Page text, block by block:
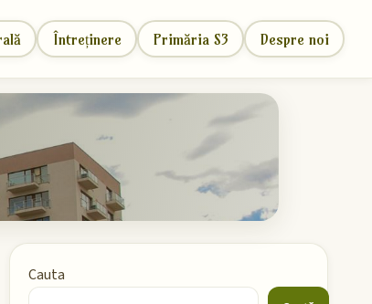
Întreținere Primăria S3 Despre noi
Cauta